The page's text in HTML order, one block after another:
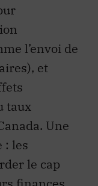
l’envoi de
et
taux
Une
: les
le cap